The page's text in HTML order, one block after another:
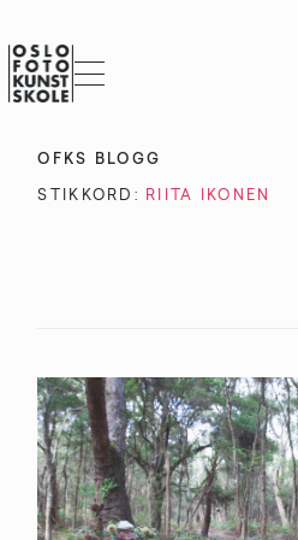
OFKS BLOGG
STIKKORD: RIITA IKONEN